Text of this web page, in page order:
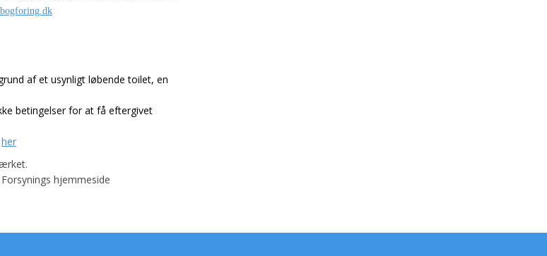
af et usynligt løbende toilet, en
betingelser for at få eftergivet
her
hjemmeside